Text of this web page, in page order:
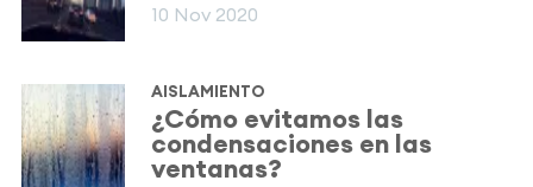
10 Nov 2020
AISLAMIENTO
¿Cómo evitamos las
condensaciones en las
ventanas?